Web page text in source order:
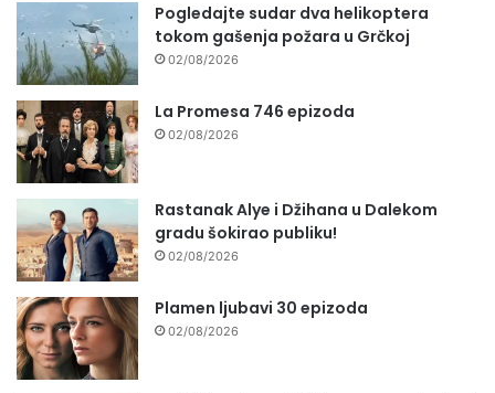
Pogledajte sudar dva helikoptera
tokom gašenja požara u Grčkoj
02/08/2026
La Promesa 746 epizoda
02/08/2026
Rastanak Alye i Džihana u Dalekom
gradu šokirao publiku!
02/08/2026
Plamen ljubavi 30 epizoda
02/08/2026